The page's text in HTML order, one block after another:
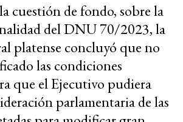
cuestión de fondo, sobre la
del DNU 70/2023, la
platense concluyó que no
las condiciones
que el Ejecutivo pudiera
parlamentaria de las